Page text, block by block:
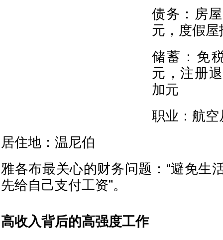
债务：房
元，度假
储蓄：免
元，注册
加元
职业：航空
居住地：温尼伯
雅各布最关心的财务问题：“避免生
先给自己支付工资”。
高收入背后的高强度工作